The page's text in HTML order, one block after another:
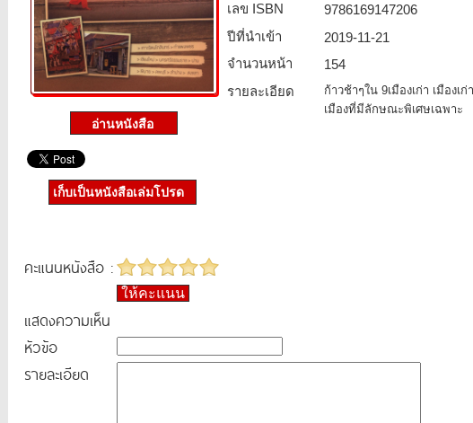
เลข ISBN
9786169147206
ปีที่นำเข้า
2019-11-21
จำนวนหน้า
154
รายละเอียด
ก้าวช้าๆใน 9เมืองเก่า เมือง
เมืองที่มีลักษณะพิเศษเฉพาะ
เก็บเป็นหนังสือเล่มโปรด
คะแนนหนังสือ :
ให้คะแนน
แสดงความเห็น
หัวข้อ
รายละเอียด